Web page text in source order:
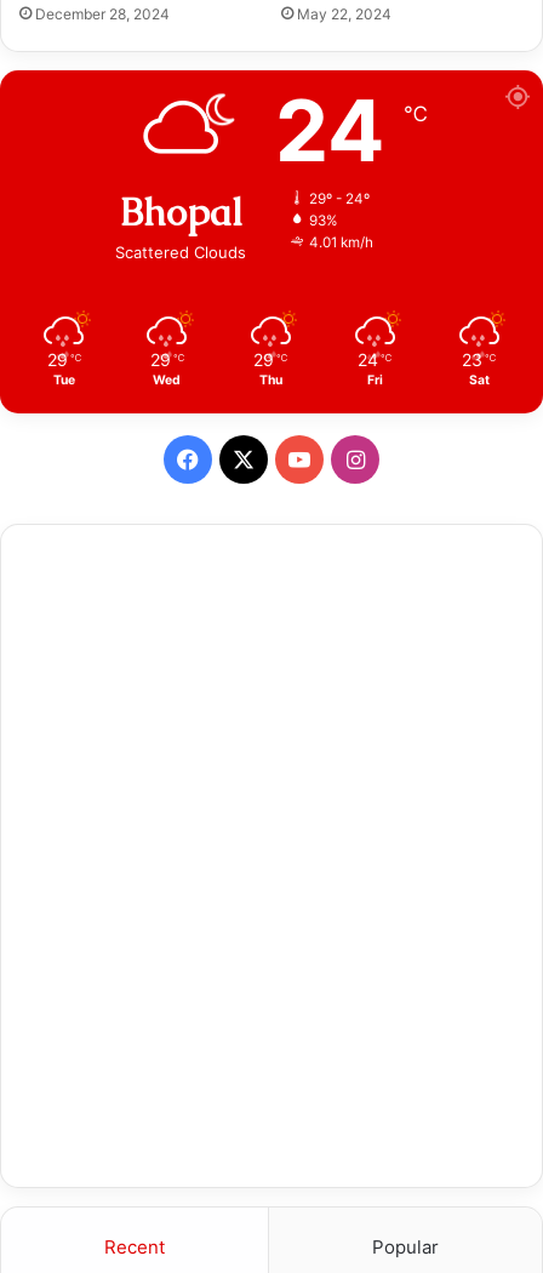
December 28, 2024 May 22, 2024
Bhopal
Scattered Clouds
24 ℃
29º - 24º
93%
4.01 km/h
29 ℃
Tue
29 ℃
Wed
29 ℃
Thu
24 ℃
Fri
23 ℃
Sat
Facebook
X YouTubeInstagram
Recent Popular